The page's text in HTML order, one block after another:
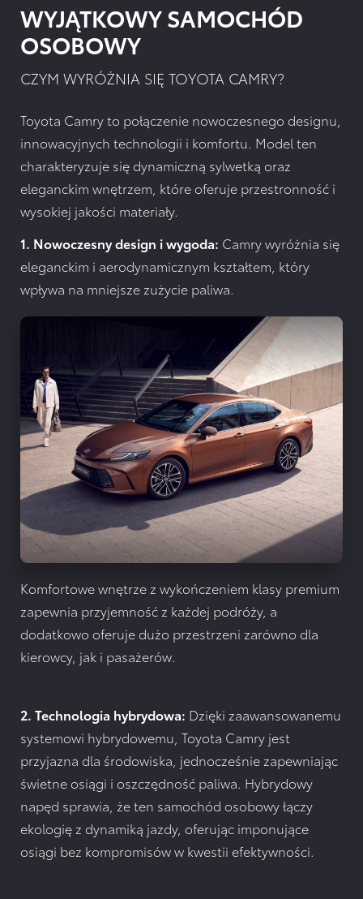
WYJĄTKOWY SAMOCHÓD
OSOBOWY
CZYM WYRÓŻNIA SIĘ TOYOTA CAMRY?
Toyota Camry to połączenie nowoczesnego designu,
innowacyjnych technologii i komfortu. Model ten
charakteryzuje się dynamiczną sylwetką oraz
eleganckim wnętrzem, które oferuje przestronność i
wysokiej jakości materiały.
1. Nowoczesny design i wygoda: Camry wyróżnia się
eleganckim i aerodynamicznym kształtem, który
wpływa na mniejsze zużycie paliwa.
Komfortowe wnętrze z wykończeniem klasy premium
zapewnia przyjemność z każdej podróży, a
dodatkowo oferuje dużo przestrzeni zarówno dla
kierowcy, jak i pasażerów.
2. Technologia hybrydowa: Dzięki zaawansowanemu
systemowi hybrydowemu, Toyota Camry jest
przyjazna dla środowiska, jednocześnie zapewniając
świetne osiągi i oszczędność paliwa. Hybrydowy
napęd sprawia, że ten samochód osobowy łączy
ekologię z dynamiką jazdy, oferując imponujące
osiągi bez kompromisów w kwestii efektywności.